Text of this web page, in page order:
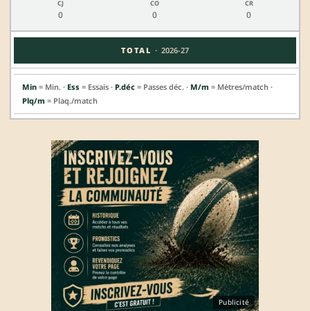
0 0 0
TOTAL · 2026-27
Min = Min. · Ess = Essais · P.déc = Passes déc. · M/m = Mètres/match ·
Plq/m = Plaq./match
Publicité